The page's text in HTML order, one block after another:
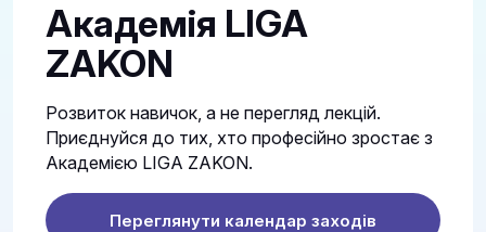
Академія LIGA
ZAKON
Розвиток навичок, а не перегляд лекцій.
Приєднуйся до тих, хто професійно зростає з
Академією LIGA ZAKON.
Переглянути календар заходів